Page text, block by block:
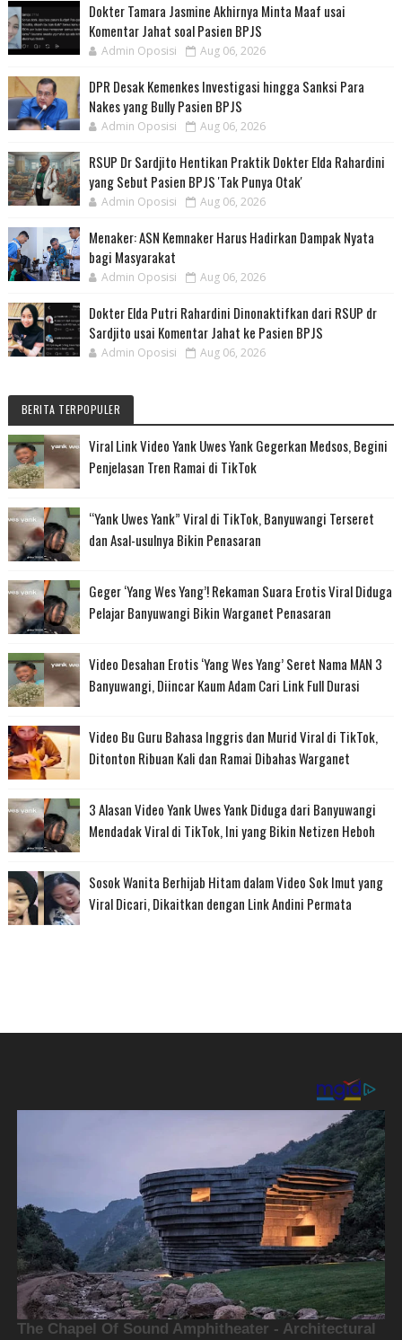
Dokter Tamara Jasmine Akhirnya Minta Maaf usai
Komentar Jahat soal Pasien BPJS
Admin Oposisi Aug 06, 2026
DPR Desak Kemenkes Investigasi hingga Sanksi Para
Nakes yang Bully Pasien BPJS
Admin Oposisi Aug 06, 2026
RSUP Dr Sardjito Hentikan Praktik Dokter Elda Rahardini
yang Sebut Pasien BPJS 'Tak Punya Otak'
Admin Oposisi Aug 06, 2026
Menaker: ASN Kemnaker Harus Hadirkan Dampak Nyata
bagi Masyarakat
Admin Oposisi Aug 06, 2026
Dokter Elda Putri Rahardini Dinonaktifkan dari RSUP dr
Sardjito usai Komentar Jahat ke Pasien BPJS
Admin Oposisi Aug 06, 2026
BERITA TERPOPULER
Viral Link Video Yank Uwes Yank Gegerkan Medsos, Begini
Penjelasan Tren Ramai di TikTok
“Yank Uwes Yank” Viral di TikTok, Banyuwangi Terseret
dan Asal-usulnya Bikin Penasaran
Geger ‘Yang Wes Yang’! Rekaman Suara Erotis Viral Diduga
Pelajar Banyuwangi Bikin Warganet Penasaran
Video Desahan Erotis ‘Yang Wes Yang’ Seret Nama MAN 3
Banyuwangi, Diincar Kaum Adam Cari Link Full Durasi
Video Bu Guru Bahasa Inggris dan Murid Viral di TikTok,
Ditonton Ribuan Kali dan Ramai Dibahas Warganet
3 Alasan Video Yank Uwes Yank Diduga dari Banyuwangi
Mendadak Viral di TikTok, Ini yang Bikin Netizen Heboh
Sosok Wanita Berhijab Hitam dalam Video Sok Imut yang
Viral Dicari, Dikaitkan dengan Link Andini Permata